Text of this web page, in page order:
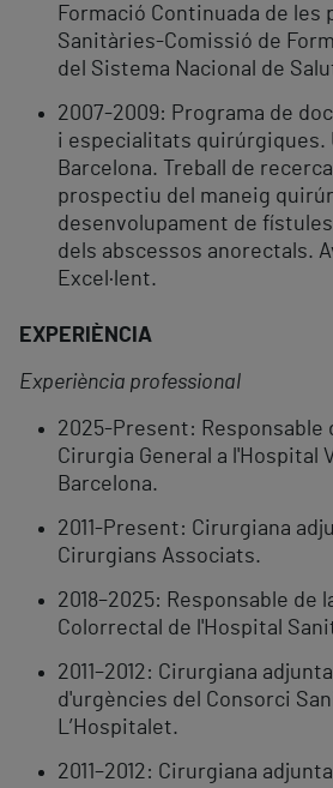
Formació Continuada de les
Sanitàries-Comissió de
del Sistema Nacional de
2007-2009: Programa de
i especialitats quirúrgiques.
Barcelona. Treball de
prospectiu del maneig
desenvolupament de
dels abscessos anorectals.
Excel·lent.
EXPERIÈNCIA
Experiència professional
2025-Present: Responsable
Cirurgia General a l'Hospital
Barcelona.
2011-Present: Cirurgiana
Cirurgians Associats.
2018–2025: Responsable de
Colorrectal de l'Hospital
2011–2012: Cirurgiana
d'urgències del Consorci
L’Hospitalet.
2011–2012: Cirurgiana